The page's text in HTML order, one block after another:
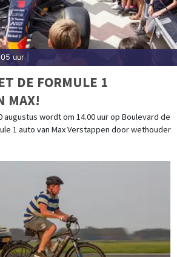
uur
DE FORMULE 1
MAX!
augustus wordt om 14.00 uur op Boulevard de
1 auto van Max Verstappen door wethouder